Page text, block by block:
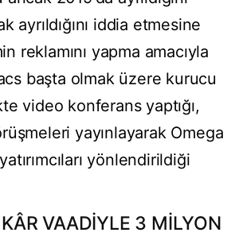
ayrıldığını iddia etmesine
reklamını yapma amacıyla
başta olmak üzere kurucu
video konferans yaptığı,
yayınlayarak Omega
yönlendirildiği
VAADİYLE 3 MİLYON